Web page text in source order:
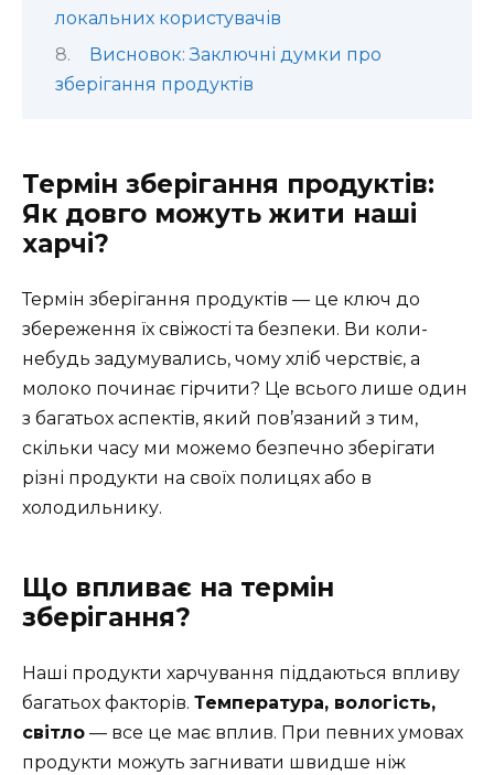
локальних користувачів
Висновок: Заключні думки про
зберігання продуктів
Термін зберігання продуктів:
Як довго можуть жити наші
харчі?
Термін зберігання продуктів — це ключ до
збереження їх свіжості та безпеки. Ви коли-
небудь задумувались, чому хліб черствіє, а
молоко починає гірчити? Це всього лише один
з багатьох аспектів, який пов’язаний з тим,
скільки часу ми можемо безпечно зберігати
різні продукти на своїх полицях або в
холодильнику.
Що впливає на термін
зберігання?
Наші продукти харчування піддаються впливу
багатьох факторів. Температура, вологість,
світло — все це має вплив. При певних умовах
продукти можуть загнивати швидше ніж